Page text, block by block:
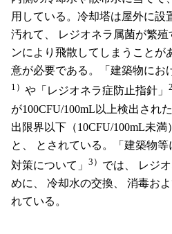
用している。冷却塔は屋外に設
汚れて、 レジオネラ属菌が繁
ンにより飛散してしまうことが
意が必要である。「建築物にお
1） や「レジオネラ症防止指針」
が100CFU/100mL以上検出され
出限界以下（10CFU/100mL未
と、 とされている。「建築物
対策について」 3） では、 レジ
めに、 冷却水の交換、 消毒お
れている。